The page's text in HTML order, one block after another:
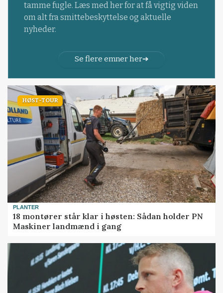
tamme fugle. Læs med her for at få vigtig viden
om alt fra smittebeskyttelse og aktuelle
nyheder.
Se flere emner her
HØST-TOUR
PLANTER
18 montører står klar i høsten: Sådan holder PN
Maskiner landmænd i gang